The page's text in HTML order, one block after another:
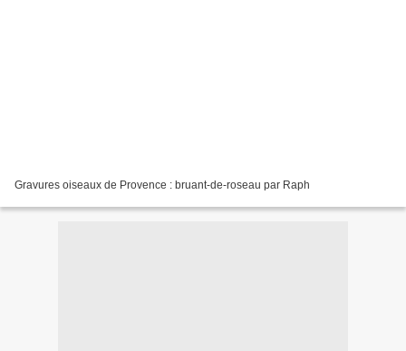
Gravures oiseaux de Provence : bruant-de-roseau par Raph